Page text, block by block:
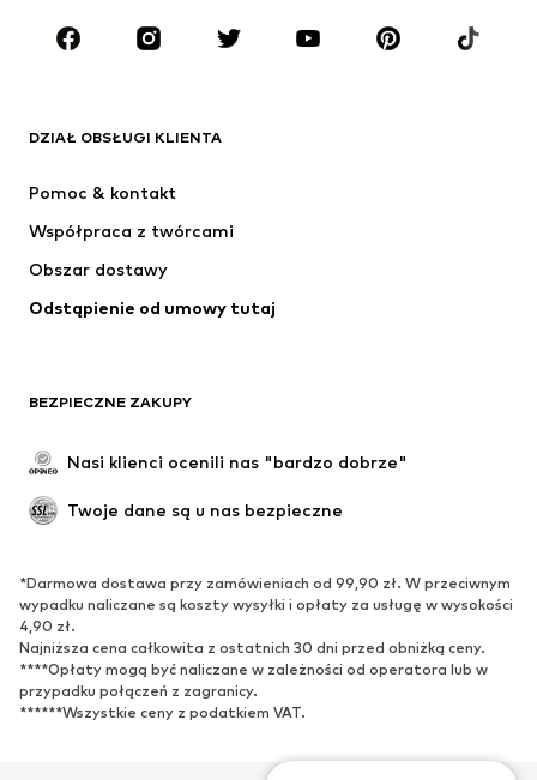
Akcesoria
Premium
Nowości
Kurtki
Bielizna
Płaszcze
Spódnice
Specjalne okazje
Ekskluzywne
Nowości
Na czasie
Trampki & sneakersy
Czółenka & buty na obcasie
Kozaki
Sandały
Kapcie
DZIAŁ OBSŁUGI KLIENTA
Pomoc & kontakt
Współpraca z twórcami
Obszar dostawy
Odstąpienie od umowy tutaj
BEZPIECZNE ZAKUPY
Nasi klienci ocenili nas "bardzo dobrze"
Twoje dane są u nas bezpieczne
*Darmowa dostawa przy zamówieniach od 99,90 zł. W przeciwnym
wypadku naliczane są koszty wysyłki i opłaty za usługę w wysokości
4,90 zł.
Najniższa cena całkowita z ostatnich 30 dni przed obniżką ceny.
****Opłaty mogą być naliczane w zależności od operatora lub w
przypadku połączeń z zagranicy.
******Wszystkie ceny z podatkiem VAT.